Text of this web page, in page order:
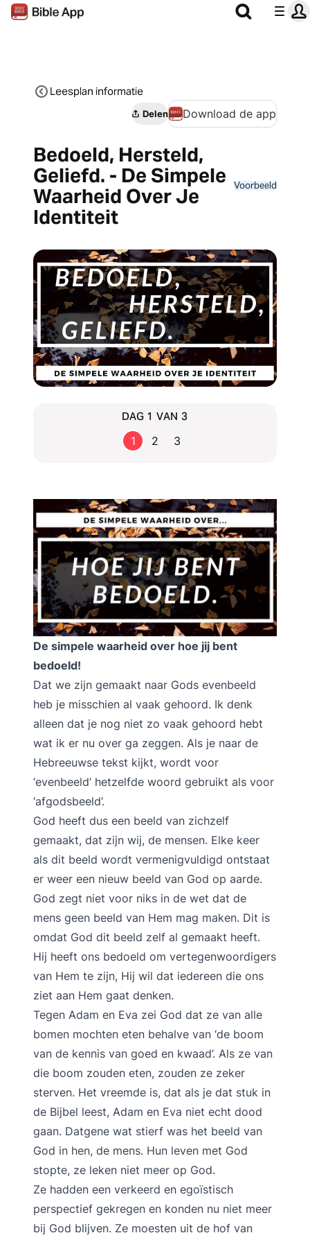
Leesplan informatie
Delen Download de app
Bedoeld, Hersteld,
Geliefd. - De Simpele
Waarheid Over Je
Identiteit
Voorbeeld
DAG 1 VAN 3
1 2 3
De simpele waarheid over hoe jij bent
bedoeld!
Dat we zijn gemaakt naar Gods evenbeeld
heb je misschien al vaak gehoord. Ik denk
alleen dat je nog niet zo vaak gehoord hebt
wat ik er nu over ga zeggen. Als je naar de
Hebreeuwse tekst kijkt, wordt voor
‘evenbeeld’ hetzelfde woord gebruikt als voor
‘afgodsbeeld’.
God heeft dus een beeld van zichzelf
gemaakt, dat zijn wij, de mensen. Elke keer
als dit beeld wordt vermenigvuldigd ontstaat
er weer een nieuw beeld van God op aarde.
God zegt niet voor niks in de wet dat de
mens geen beeld van Hem mag maken. Dit is
omdat God dit beeld zelf al gemaakt heeft.
Hij heeft ons bedoeld om vertegenwoordigers
van Hem te zijn, Hij wil dat iedereen die ons
ziet aan Hem gaat denken.
Tegen Adam en Eva zei God dat ze van alle
bomen mochten eten behalve van ‘de boom
van de kennis van goed en kwaad’. Als ze van
die boom zouden eten, zouden ze zeker
sterven. Het vreemde is, dat als je dat stuk in
de Bijbel leest, Adam en Eva niet echt dood
gaan. Datgene wat stierf was het beeld van
God in hen, de mens. Hun leven met God
stopte, ze leken niet meer op God.
Ze hadden een verkeerd en egoïstisch
perspectief gekregen en konden nu niet meer
bij God blijven. Ze moesten uit de hof van